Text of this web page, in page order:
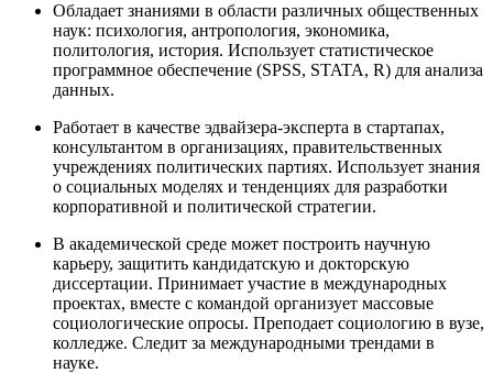
Обладает знаниями в области различных общественных
наук: психология, антропология, экономика,
политология, история. Использует статистическое
программное обеспечение (SPSS, STATA, R) для анализа
данных.
Работает в качестве эдвайзера-эксперта в стартапах,
консультантом в организациях, правительственных
учреждениях политических партиях. Использует знания
о социальных моделях и тенденциях для разработки
корпоративной и политической стратегии.
В академической среде может построить научную
карьеру, защитить кандидатскую и докторскую
диссертации. Принимает участие в международных
проектах, вместе с командой организует массовые
социологические опросы. Преподает социологию в вузе,
колледже. Следит за международными трендами в
науке.